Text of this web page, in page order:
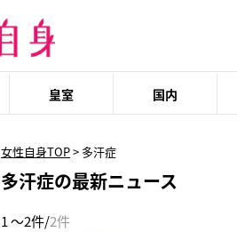
皇室 国内
女性自身TOP> 多汗症
多汗症の最新ニュース
1 ～2件/2件